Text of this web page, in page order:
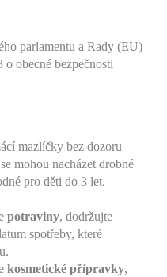
parlamentu a Rady (EU)
obecné bezpečnosti
mazlíčky bez dozoru
mohou nacházet drobné
pro děti do 3 let.
potraviny, dodržujte
spotřeby, které
kosmetické přípravky,